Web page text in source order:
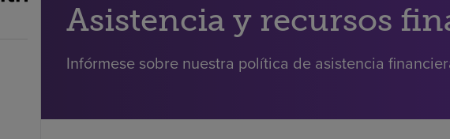
o
n
d
Asistencia y recursos
Infórmese sobre nuestra política de asistencia